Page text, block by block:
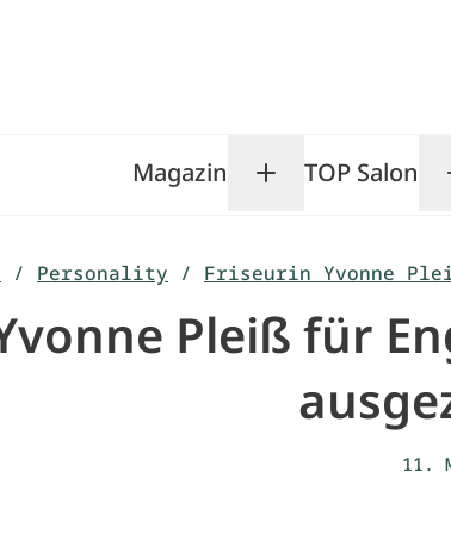
Magazin Toggle Magazin
TOP Salon
/ Personality / Friseurin Yvonne
Pleiß für
11.